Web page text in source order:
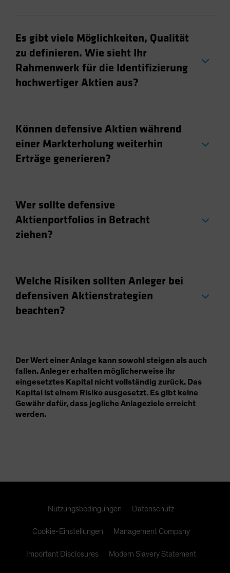
Es gibt viele Möglichkeiten, Qualität
zu definieren. Wie sieht Ihr
Rahmenwerk für die Identifizierung
hochwertiger Aktien aus?
Können defensive Aktien während
einer Markterholung weiterhin
Erträge generieren?
Wer sollte defensive
Aktienportfolios in Betracht
ziehen?
Welche Risiken sollten Anleger bei
defensiven Aktienstrategien
beachten?
Der Wert einer Anlage kann sowohl steigen als auch
fallen. Anleger erhalten möglicherweise ihr
eingesetztes Kapital nicht vollständig zurück. Das
Kapital ist einem Risiko ausgesetzt. Es gibt keine
Gewähr dafür, dass jegliche Anlageziele erreicht
werden.
Nutzungsbedingungen Datenschutz
Cookie-Einstellungen Management Company
Important Disclosures Modern Slavery Statement